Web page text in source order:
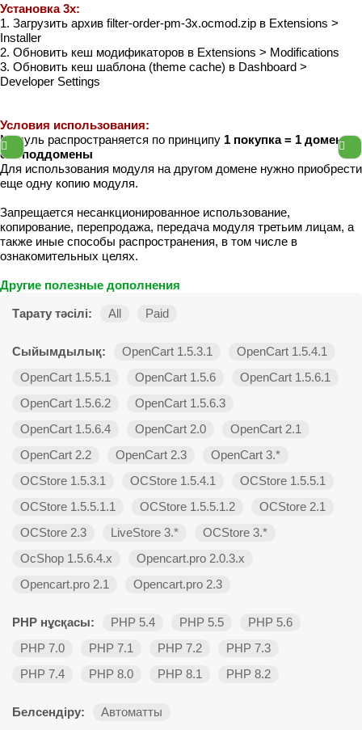
Установка 3x:
1. Загрузить архив filter-order-pm-3x.ocmod.zip в Extensions >
Installer
2. Обновить кеш модификаторов в Extensions > Modifications
3. Обновить кеш шаблона (theme cache) в Dashboard >
Developer Settings
Условия использования:
Модуль распространяется по принципу 1 покупка = 1 домен и
его поддомены
Для использования модуля на другом домене нужно приобрести
еще одну копию модуля.
Запрещается несанкционированное использование,
копирование, перепродажа, передача модуля третьим лицам, а
также иные способы распространения, в том числе в
ознакомительных целях.
Другие полезные дополнения
Тарату тәсілі: All Paid
Сыйымдылық: OpenCart 1.5.3.1
OpenCart 1.5.4.1
OpenCart 1.5.5.1
OpenCart 1.5.6
OpenCart 1.5.6.1
OpenCart 1.5.6.2
OpenCart 1.5.6.3
OpenCart 1.5.6.4
OpenCart 2.0
OpenCart 2.1
OpenCart 2.2
OpenCart 2.3
OpenCart 3.*
OCStore 1.5.3.1
OCStore 1.5.4.1
OCStore 1.5.5.1
OCStore 1.5.5.1.1
OCStore 1.5.5.1.2
OCStore 2.1
OCStore 2.3
LiveStore 3.*
OCStore 3.*
OcShop 1.5.6.4.х
Opencart.pro 2.0.3.х
Opencart.pro 2.1
Opencart.pro 2.3
PHP нұсқасы: PHP 5.4 PHP 5.5
PHP 5.6
PHP 7.0
PHP 7.1 PHP 7.2
PHP 7.3
PHP 7.4
PHP 8.0 PHP 8.1 PHP 8.2
Белсендіру: Автоматты